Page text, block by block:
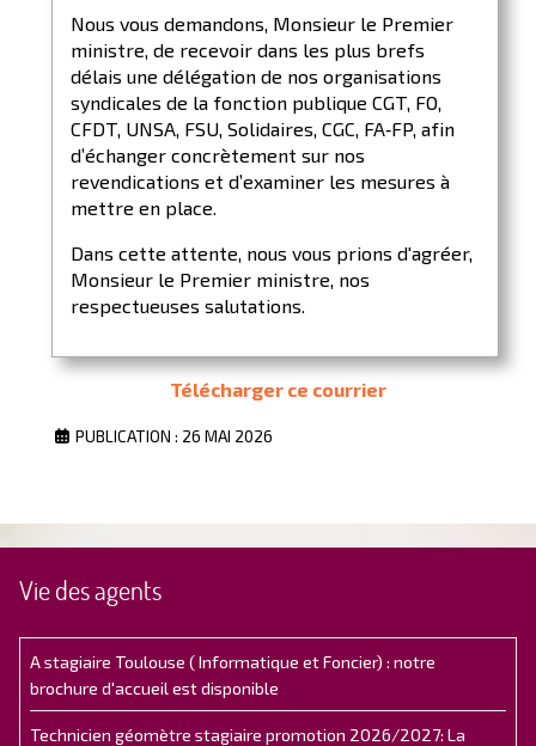
Nous vous demandons, Monsieur le Premier
ministre, de recevoir dans les plus brefs
délais une délégation de nos organisations
syndicales de la fonction publique CGT, FO,
CFDT, UNSA, FSU, Solidaires, CGC, FA‑FP, afin
d’échanger concrètement sur nos
revendications et d’examiner les mesures à
mettre en place.
Dans cette attente, nous vous prions d'agréer,
Monsieur le Premier ministre, nos
respectueuses salutations.
Télécharger ce courrier
PUBLICATION : 26 MAI 2026
Vie des agents
A stagiaire Toulouse ( Informatique et Foncier) : notre
brochure d'accueil est disponible
Technicien géomètre stagiaire promotion 2026/2027: La